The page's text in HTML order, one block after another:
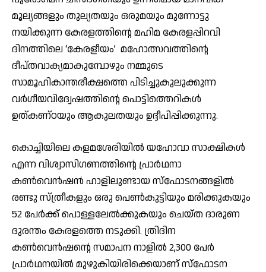
മൂല്യങ്ങളും തുല്യതയും ഒരുമയും മുന്നോട്ടു
നയിക്കുന്ന കേരളത്തിന്റെ മഹിമ കേരളപ്പിറവി
ദിനത്തിലെ ‘കേരളീയം’ മഹോത്സവത്തിന്റെ
ദീപ്തവാക്യമാകുമ്പോഴും നമ്മുടെ
സാമൂഹികാന്തരീക്ഷത്തെ പിടിച്ചുകുലുക്കുന്ന
വര്‍ഗീയവിദ്വേഷത്തിന്റെ പൊട്ടിത്തെറികള്‍
ഉത്കണ്ഠയും ആകുലതയും ഉദ്ദീപിപ്പിക്കുന്നു.
കൊച്ചിയിലെ കളമശേരിയില്‍ യഹോവാ സാക്ഷികള്‍
എന്ന വിശ്വാസിഗണത്തിന്റെ പ്രാര്‍ഥനാ
കണ്‍വെന്‍ഷന്‍ ഹാളിലുണ്ടായ സ്ഫോടനങ്ങളില്‍
രണ്ടു സ്ത്രീകളും ഒരു പെണ്‍കുട്ടിയും മരിക്കുകയും
52 പേര്‍ക്ക് പൊള്ളലേല്‍ക്കുകയും ചെയ്ത ദാരുണ
ദുരന്തം കേരളത്തെ നടുക്കി. ത്രിദിന
കണ്‍വെന്‍ഷന്റെ സമാപന നാളില്‍ 2,300 പേര്‍
പ്രാര്‍ഥനയില്‍ മുഴുകിയിരിക്കെയാണ് സ്ഫോടന